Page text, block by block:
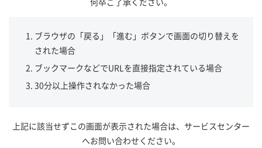
ブラウザの「戻る」「進む」ボタンで画面の切り替えを
された場合
ブックマークなどでURLを直接指定されている場合
30分以上操作されなかった場合
上記に該当せずこの画面が表示された場合は、サービスセンター
へお問い合わせください。